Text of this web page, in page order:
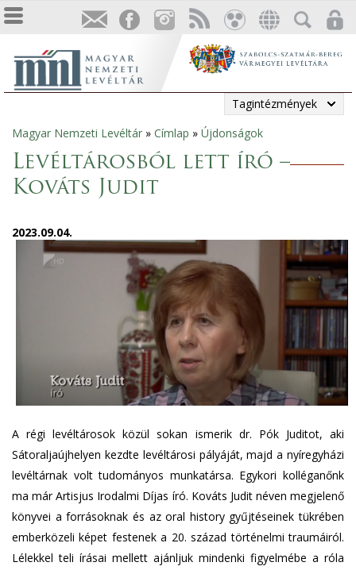
Tagintézmények
Jelenlegi
hely
Magyar Nemzeti Levéltár » Címlap » Újdonságok
Levéltárosból lett író –
Kováts Judit
2023.09.04.
A régi levéltárosok közül sokan ismerik dr. Pók Juditot, aki
Sátoraljaújhelyen kezdte levéltárosi pályáját, majd a nyíregyházi
levéltárnak volt tudományos munkatársa. Egykori kolléganőnk
ma már Artisjus Irodalmi Díjas író. Kováts Judit néven megjelenő
könyvei a forrásoknak és az oral history gyűjtéseinek tükrében
emberközeli képet festenek a 20. század történelmi traumáiról.
Lélekkel teli írásai mellett ajánljuk mindenki figyelmébe a róla